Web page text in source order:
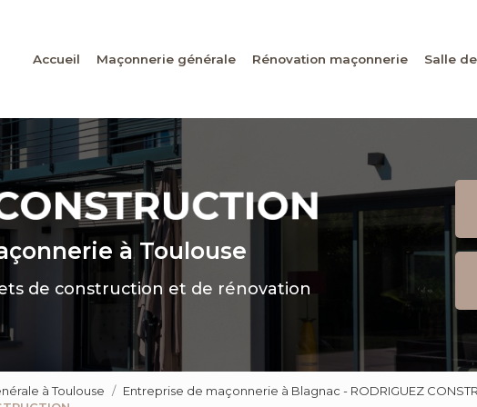
Accueil Maçonnerie générale Rénovation maçonnerie Salle
à Toulouse
de construction et de rénovation
à Toulouse
Entreprise de maçonnerie à Blagnac - RODRIGUEZ